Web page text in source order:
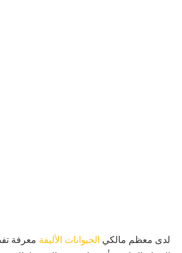
لدى معظم مالكي الحيوانات الأليفة معرفة